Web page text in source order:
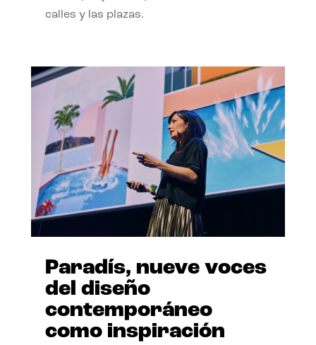
calles y las plazas.
Paradís, nueve voces
del diseño
contemporáneo
como inspiración